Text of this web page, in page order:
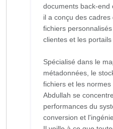
documents back-end
il a conçu des
fichiers
clientes et les portails
Spécialisé dans le
métadonnées, le
fichiers et les normes
Abdullah se
performances du
conversion et